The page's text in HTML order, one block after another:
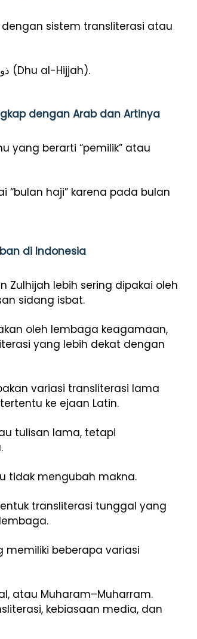
sistem transliterasi atau
Dalam bahasa Arab, nama bulan ini ditulis ذو الحجة (Dhu al-Hijjah).
dengan Arab dan Artinya
yang berarti “pemilik” atau
“bulan haji” karena pada bulan
di Indonesia
Zulhijah lebih sering dipakai oleh
sidang isbat.
oleh lembaga keagamaan,
yang lebih dekat dengan
variasi transliterasi lama
ke ejaan Latin.
tulisan lama, tetapi
tidak mengubah makna.
transliterasi tunggal yang
memiliki beberapa variasi
atau Muharam–Muharram.
kebiasaan media, dan